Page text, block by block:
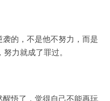
的，不是他不努力，而是
力就成了罪过。
悟了，觉得自己不能再玩